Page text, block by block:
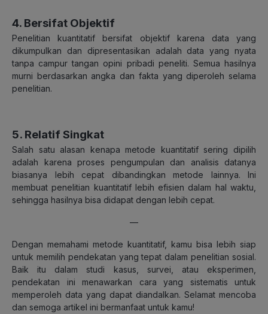
4. Bersifat Objektif
Penelitian kuantitatif bersifat objektif karena data yang
dikumpulkan dan dipresentasikan adalah data yang nyata
tanpa campur tangan opini pribadi peneliti. Semua hasilnya
murni berdasarkan angka dan fakta yang diperoleh selama
penelitian.
5. Relatif Singkat
Salah satu alasan kenapa metode kuantitatif sering dipilih
adalah karena proses pengumpulan dan analisis datanya
biasanya lebih cepat dibandingkan metode lainnya. Ini
membuat penelitian kuantitatif lebih efisien dalam hal waktu,
sehingga hasilnya bisa didapat dengan lebih cepat.
—
Dengan memahami metode kuantitatif, kamu bisa lebih siap
untuk memilih pendekatan yang tepat dalam penelitian sosial.
Baik itu dalam studi kasus, survei, atau eksperimen,
pendekatan ini menawarkan cara yang sistematis untuk
memperoleh data yang dapat diandalkan. Selamat mencoba
dan semoga artikel ini bermanfaat untuk kamu!